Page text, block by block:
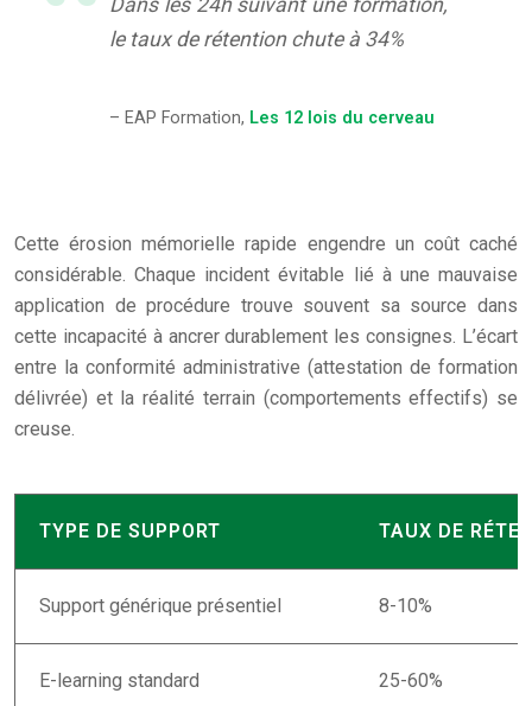
le taux de rétention chute à 34%
– EAP Formation, Les 12 lois du cerveau
Cette érosion mémorielle rapide engendre un coût caché
considérable. Chaque incident évitable lié à une mauvaise
application de procédure trouve souvent sa source dans
cette incapacité à ancrer durablement les consignes. L’écart
entre la conformité administrative (attestation de formation
délivrée) et la réalité terrain (comportements effectifs) se
creuse.
TYPE DE SUPPORT TAUX DE
Support générique présentiel 8-10%
E-learning standard 25-60%